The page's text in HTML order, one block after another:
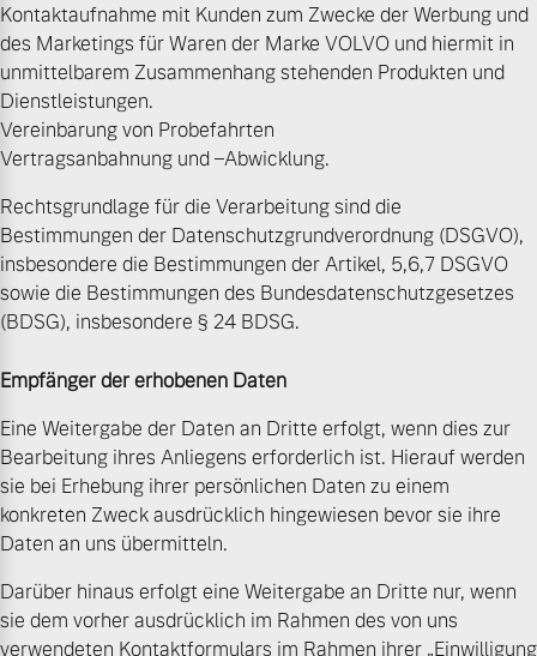
Kontaktaufnahme mit Kunden zum Zwecke der Werbung und
des Marketings für Waren der Marke VOLVO und hiermit in
unmittelbarem Zusammenhang stehenden Produkten und
Dienstleistungen.
Vereinbarung von Probefahrten
Vertragsanbahnung und –Abwicklung.
Rechtsgrundlage für die Verarbeitung sind die
Bestimmungen der Datenschutzgrundverordnung (DSGVO),
insbesondere die Bestimmungen der Artikel, 5,6,7 DSGVO
sowie die Bestimmungen des Bundesdatenschutzgesetzes
(BDSG), insbesondere § 24 BDSG.
Empfänger der erhobenen Daten
Eine Weitergabe der Daten an Dritte erfolgt, wenn dies zur
Bearbeitung ihres Anliegens erforderlich ist. Hierauf werden
sie bei Erhebung ihrer persönlichen Daten zu einem
konkreten Zweck ausdrücklich hingewiesen bevor sie ihre
Daten an uns übermitteln.
Darüber hinaus erfolgt eine Weitergabe an Dritte nur, wenn
sie dem vorher ausdrücklich im Rahmen des von uns
verwendeten Kontaktformulars im Rahmen ihrer „Einwilligung